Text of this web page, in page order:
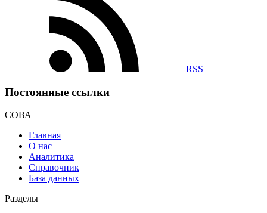
RSS
Постоянные ссылки
СОВА
Главная
О нас
Аналитика
Справочник
База данных
Разделы